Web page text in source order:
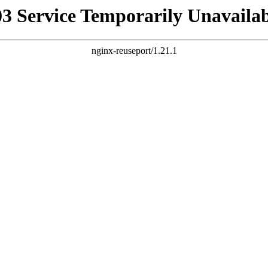
Service Temporarily
nginx-reuseport/1.21.1